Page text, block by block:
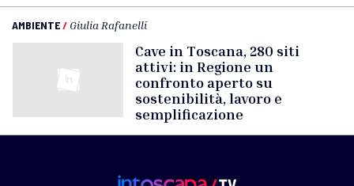
AMBIENTE/ Giulia Rafanelli
Cave in Toscana, 280 siti
attivi: in Regione un
confronto aperto su
sostenibilità, lavoro e
semplificazione